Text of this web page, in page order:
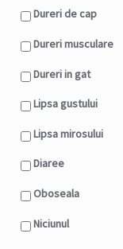
Dureri de cap
Dureri musculare
Dureri in gat
Lipsa gustului
Lipsa mirosului
Diaree
Oboseala
Niciunul